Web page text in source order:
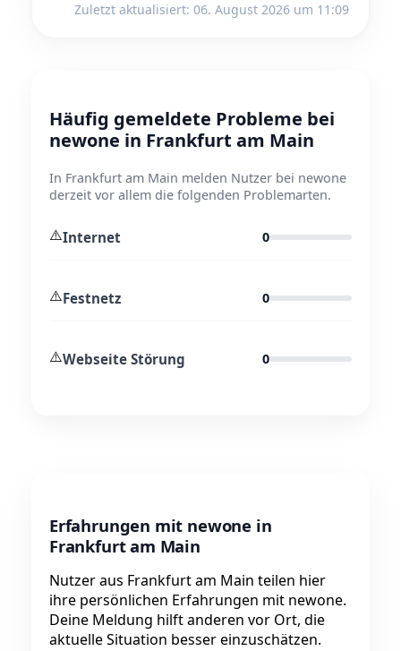
Zuletzt aktualisiert: 06. August 2026 um 11:09
Häufig gemeldete Probleme bei
newone in Frankfurt am Main
In Frankfurt am Main melden Nutzer bei newone
derzeit vor allem die folgenden Problemarten.
⚠️Internet 0
⚠️Festnetz 0
⚠️Webseite Störung 0
Erfahrungen mit newone in
Frankfurt am Main
Nutzer aus Frankfurt am Main teilen hier
ihre persönlichen Erfahrungen mit newone.
Deine Meldung hilft anderen vor Ort, die
aktuelle Situation besser einzuschätzen.